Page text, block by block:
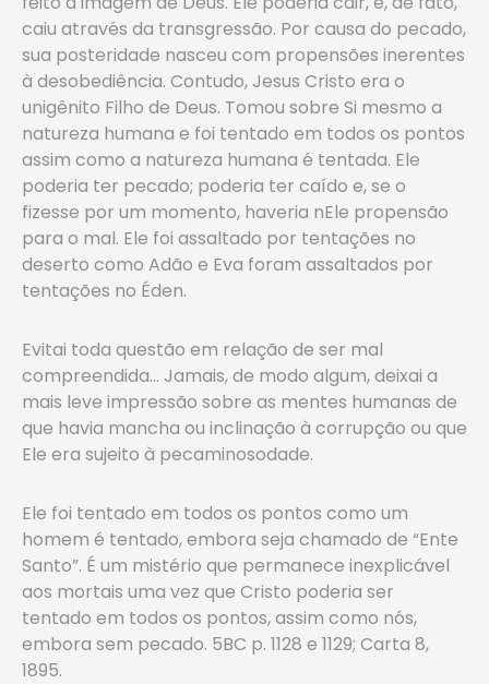
caiu através da transgressão. Por causa do pecado,
sua posteridade nasceu com propensões inerentes
à desobediência. Contudo, Jesus Cristo era o
unigênito Filho de Deus. Tomou sobre Si mesmo a
natureza humana e foi tentado em todos os pontos
assim como a natureza humana é tentada. Ele
poderia ter pecado; poderia ter caído e, se o
fizesse por um momento, haveria nEle propensão
para o mal. Ele foi assaltado por tentações no
deserto como Adão e Eva foram assaltados por
tentações no Éden.
Evitai toda questão em relação de ser mal
compreendida… Jamais, de modo algum, deixai a
mais leve impressão sobre as mentes humanas de
que havia mancha ou inclinação à corrupção ou que
Ele era sujeito à pecaminosodade.
Ele foi tentado em todos os pontos como um
homem é tentado, embora seja chamado de “Ente
Santo”. É um mistério que permanece inexplicável
aos mortais uma vez que Cristo poderia ser
tentado em todos os pontos, assim como nós,
embora sem pecado. 5BC p. 1128 e 1129; Carta 8,
1895.